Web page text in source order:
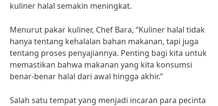
kuliner halal semakin meningkat.
Menurut pakar kuliner, Chef Bara, “Kuliner halal tidak
hanya tentang kehalalan bahan makanan, tapi juga
tentang proses penyajiannya. Penting bagi kita untuk
memastikan bahwa makanan yang kita konsumsi
benar-benar halal dari awal hingga akhir.”
Salah satu tempat yang menjadi incaran para pecinta